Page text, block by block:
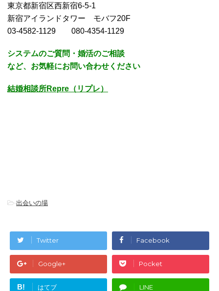
東京都新宿区西新宿6-5-1
新宿アイランドタワー モバフ20F
03-4582-1129 080-4354-1129
システムのご質問・婚活のご相談
など、お気軽にお問い合わせください
結婚相談所Repre（リプレ）
-出会いの場
Twitter Facebook
Google+ Pocket
B! はてブ LINE